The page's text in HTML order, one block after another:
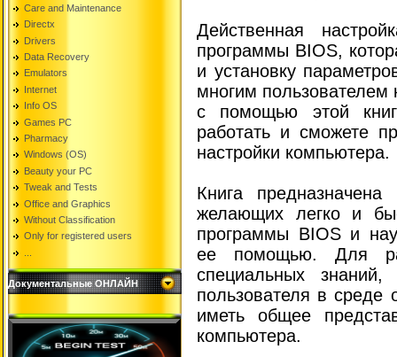
Care and Maintenance
Directx
Drivers
Data Recovery
Emulators
Internet
Info OS
Games PC
Pharmacy
Windows (OS)
Beauty your PC
Tweak and Tests
Office and Graphics
Without Classification
Only for registered users
Документальные ОНЛАЙН
Действенная
программы BIOS,
и установку
многим пользователем
с помощью этой
работать и сможете
настройки компьютера.
Книга
желающих легко и
программы BIOS и
ее помощью. Для
специальных знаний,
пользователя в среде
иметь общее
компьютера.